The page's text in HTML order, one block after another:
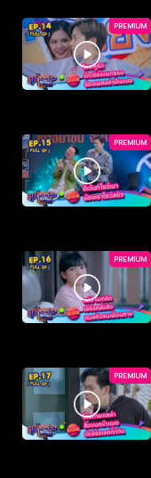
PREMIUM
PREMIUM
PREMIUM
PREMIUM